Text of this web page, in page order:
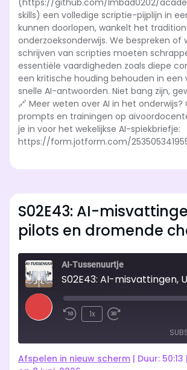
skills) een volledige scriptie-pijplijn in
kunnen doorlopen, wankelt het
onderzoeksonderwijs. We bespreken of
schrijven van scripties moeten
essentiële vaardigheden zoals diepe
een kritische houding behouden in een
snelle AI-antwoorden. Niet bang zijn,
🔗 Meer weten over AI in het
prompts en trainingen op
je in voor het wekelijkse AI-spiekbriefje:
https://form.jotform.com/
S02E43: AI-
pilots en dromende
AI-Tussenuurtje
Play
Rewind
1x
seconds
Afspelen in nieuw scherm | Duur: 50:13 |